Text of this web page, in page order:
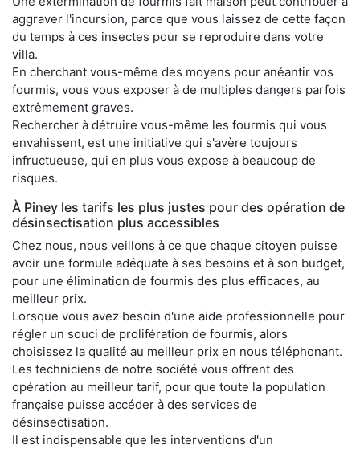
aggraver l'incursion, parce que vous laissez de cette façon
du temps à ces insectes pour se reproduire dans votre
villa.
En cherchant vous-même des moyens pour anéantir vos
fourmis, vous vous exposer à de multiples dangers parfois
extrêmement graves.
Rechercher à détruire vous-même les fourmis qui vous
envahissent, est une initiative qui s'avère toujours
infructueuse, qui en plus vous expose à beaucoup de
risques.
À Piney les tarifs les plus justes pour des opération de
désinsectisation plus accessibles
Chez nous, nous veillons à ce que chaque citoyen puisse
avoir une formule adéquate à ses besoins et à son budget,
pour une élimination de fourmis des plus efficaces, au
meilleur prix.
Lorsque vous avez besoin d'une aide professionnelle pour
régler un souci de prolifération de fourmis, alors
choisissez la qualité au meilleur prix en nous téléphonant.
Les techniciens de notre société vous offrent des
opération au meilleur tarif, pour que toute la population
française puisse accéder à des services de
désinsectisation.
Il est indispensable que les interventions d'un